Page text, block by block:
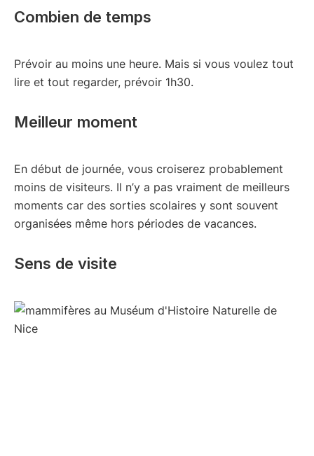
Combien de temps
Prévoir au moins une heure. Mais si vous voulez tout
lire et tout regarder, prévoir 1h30.
Meilleur moment
En début de journée, vous croiserez probablement
moins de visiteurs. Il n’y a pas vraiment de meilleurs
moments car des sorties scolaires y sont souvent
organisées même hors périodes de vacances.
Sens de visite